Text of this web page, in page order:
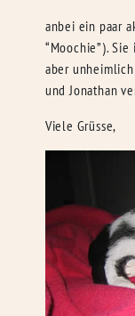
anbei ein paar
“Moochie”).
aber
und Jonathan
Viele Grüsse,